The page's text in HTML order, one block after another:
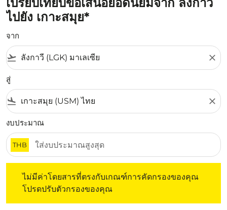
ไปยัง เกาะสมุย*
จาก
flight_takeoff close
สู่
flight_land close
งบประมาณ
THB
ไม่มีค่าโดยสารที่ตรงกับเกณฑ์การคัดกรองของคุณ
โปรดปรับตัวกรองของคุณ